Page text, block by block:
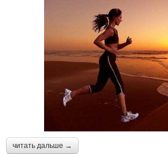
читать дальше →